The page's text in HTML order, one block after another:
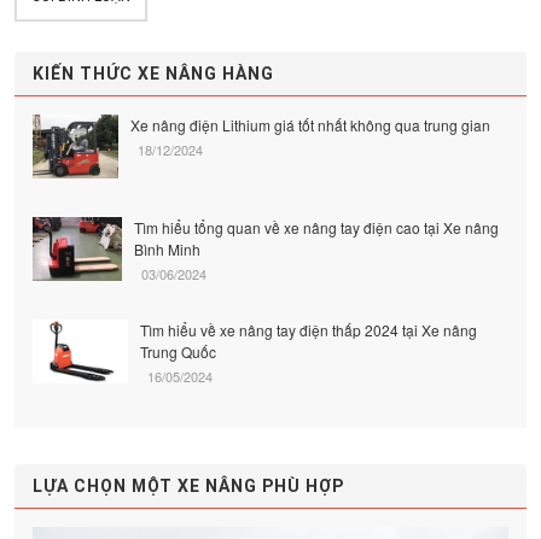
KIẾN THỨC XE NÂNG HÀNG
Xe nâng điện Lithium giá tốt nhất không qua trung gian
18/12/2024
Tìm hiểu tổng quan về xe nâng tay điện cao tại Xe nâng
Bình Minh
03/06/2024
Tìm hiểu về xe nâng tay điện thấp 2024 tại Xe nâng
Trung Quốc
16/05/2024
LỰA CHỌN MỘT XE NÂNG PHÙ HỢP